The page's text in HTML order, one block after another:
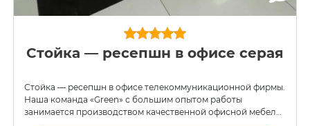
Стойка — ресепшн в офисе серая
Стойка — ресепшн в офисе телекоммуникационной фирмы.
Наша команда «Green» с большим опытом работы
занимается производством качественной офисной мебели